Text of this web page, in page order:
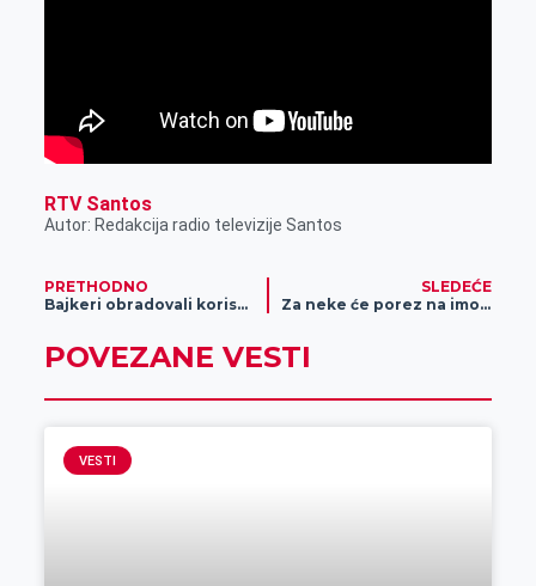
RTV Santos
Autor: Redakcija radio televizije Santos
PRETHODNO
Bajkeri obradovali korisnike Alternative
SLEDEĆE
Za neke će porez na imovinu biti drastično povećan
POVEZANE VESTI
VESTI